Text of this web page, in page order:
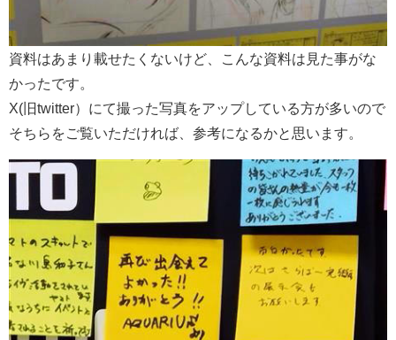
資料はあまり載せたくないけど、こんな資料は見た事がな
かったです。
X(旧twitter）にて撮った写真をアップしている方が多いので
そちらをご覧いただければ、参考になるかと思います。